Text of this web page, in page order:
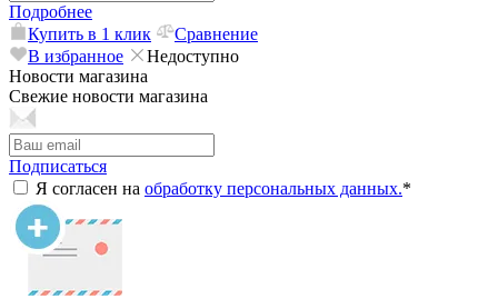
Подробнее
Купить в 1 клик
Сравнение
В избранное
Недоступно
Новости магазина
Свежие новости магазина
Подписаться
Я согласен на обработку персональных данных.*